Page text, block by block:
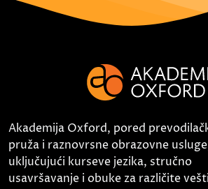
Akademija Oxford, pored
pruža i raznovrsne obrazovne
uključujući kurseve jezika, stručno
usavršavanje i obuke za različite